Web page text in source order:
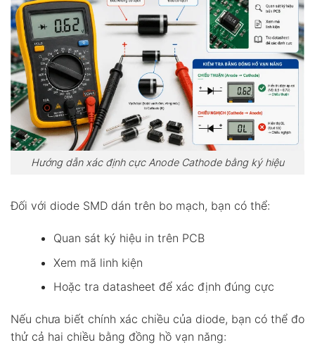
Hướng dẫn xác định cực Anode Cathode bằng ký hiệu
Đối với diode SMD dán trên bo mạch, bạn có thể:
Quan sát ký hiệu in trên PCB
Xem mã linh kiện
Hoặc tra datasheet để xác định đúng cực
Nếu chưa biết chính xác chiều của diode, bạn có thể đo
thử cả hai chiều bằng đồng hồ vạn năng: